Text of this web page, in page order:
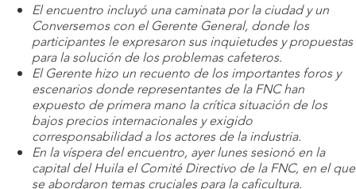
El encuentro incluyó una caminata por la ciudad y un
Conversemos con el Gerente General, donde los
participantes le expresaron sus inquietudes y propuestas
para la solución de los problemas cafeteros.
El Gerente hizo un recuento de los importantes foros y
escenarios donde representantes de la FNC han
expuesto de primera mano la crítica situación de los
bajos precios internacionales y exigido
corresponsabilidad a los actores de la industria.
En la víspera del encuentro, ayer lunes sesionó en la
capital del Huila el Comité Directivo de la FNC, en el que
se abordaron temas cruciales para la caficultura.